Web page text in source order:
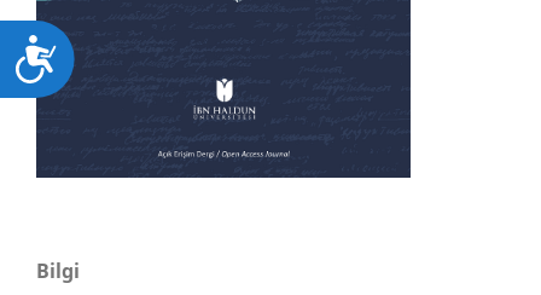
Ulaşılabilirlik
Bilgi